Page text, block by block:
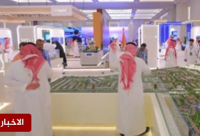
الاخبار